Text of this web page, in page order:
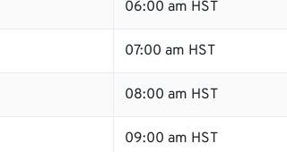
06:00 am HST
07:00 am HST
08:00 am HST
09:00 am HST